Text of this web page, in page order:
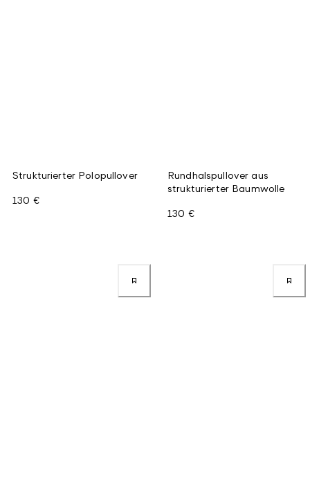
Strukturierter Polopullover
130 €
Rundhalspullover aus
strukturierter Baumwolle
130 €